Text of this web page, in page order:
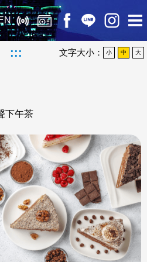
::: 文字大小： 小 中 大
下午茶